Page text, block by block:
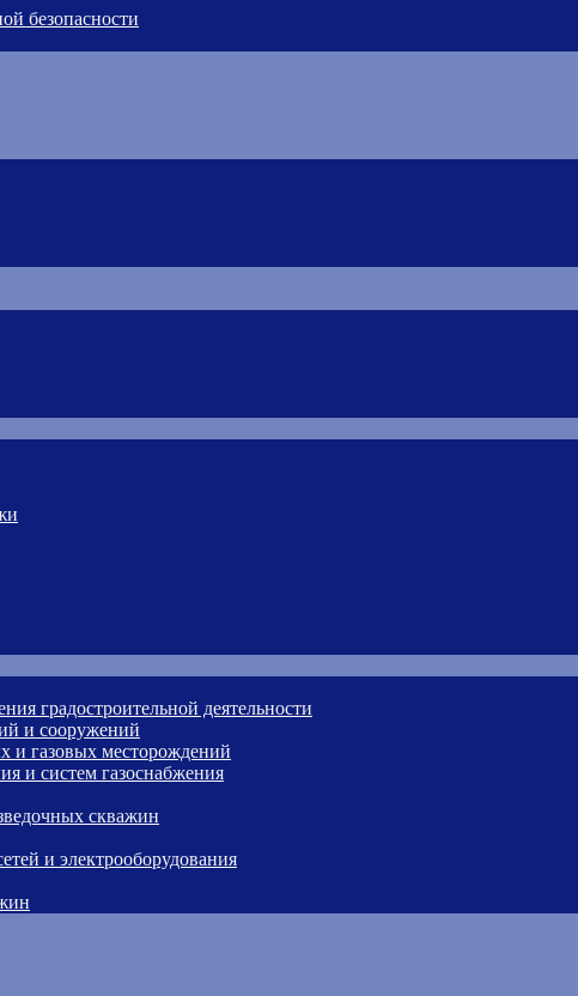
безопасности
градостроительной деятельности
и сооружений
и газовых месторождений
и систем газоснабжения
скважин
и электрооборудования